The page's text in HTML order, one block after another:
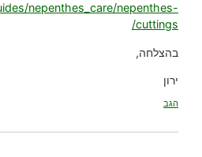
nepenthes_care/nepenthes-
cuttings/
בהצלחה,
ירון
הגב